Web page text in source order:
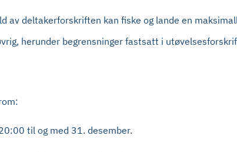
av deltakerforskriften kan fiske og lande en
herunder begrensninger fastsatt i
til og med 31. desember.